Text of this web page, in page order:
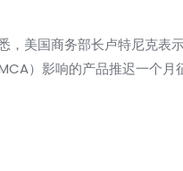
，美国商务部长卢特尼克表
）影响的产品推迟一个月